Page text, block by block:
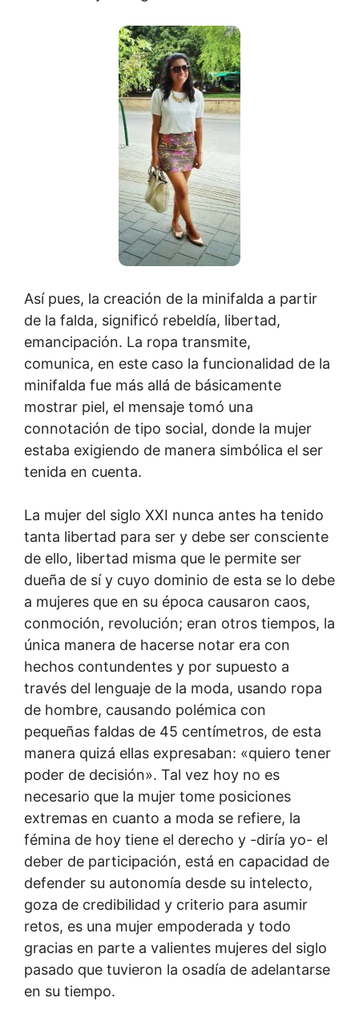
Así pues, la creación de la minifalda a partir
de la falda, significó rebeldía, libertad,
emancipación. La ropa transmite,
comunica, en este caso la funcionalidad de la
minifalda fue más allá de básicamente
mostrar piel, el mensaje tomó una
connotación de tipo social, donde la mujer
estaba exigiendo de manera simbólica el ser
tenida en cuenta.
La mujer del siglo XXI nunca antes ha tenido
tanta libertad para ser y debe ser consciente
de ello, libertad misma que le permite ser
dueña de sí y cuyo dominio de esta se lo debe
a mujeres que en su época causaron caos,
conmoción, revolución; eran otros tiempos, la
única manera de hacerse notar era con
hechos contundentes y por supuesto a
través del lenguaje de la moda, usando ropa
de hombre, causando polémica con
pequeñas faldas de 45 centímetros, de esta
manera quizá ellas expresaban: «quiero tener
poder de decisión». Tal vez hoy no es
necesario que la mujer tome posiciones
extremas en cuanto a moda se refiere, la
fémina de hoy tiene el derecho y -diría yo- el
deber de participación, está en capacidad de
defender su autonomía desde su intelecto,
goza de credibilidad y criterio para asumir
retos, es una mujer empoderada y todo
gracias en parte a valientes mujeres del siglo
pasado que tuvieron la osadía de adelantarse
en su tiempo.